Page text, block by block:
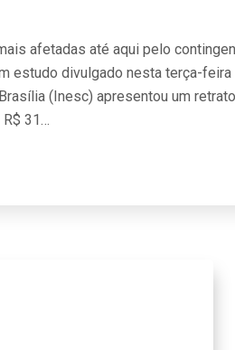
afetadas até aqui pelo
estudo divulgado nesta terça-
(Inesc) apresentou um
31…